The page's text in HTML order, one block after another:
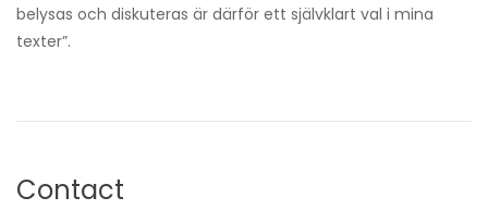
belysas och diskuteras är därför ett självklart val i mina
texter”.
Contact